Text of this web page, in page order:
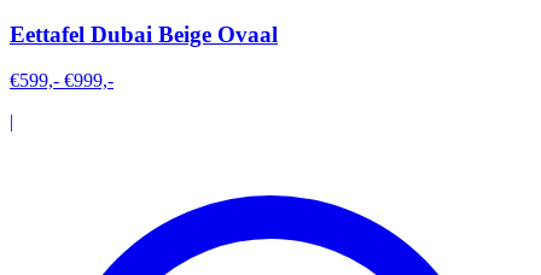
Eettafel Dubai Beige Ovaal
€599,- €999,-
|